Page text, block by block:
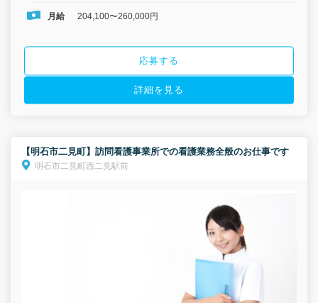
月給 204,100〜260,000円
応募する
詳細を見る
【明石市二見町】訪問看護事業所での看護業務全般のお仕事です
明石市二見町西二見駅前